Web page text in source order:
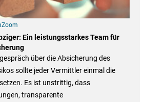
Ein leistungsstarkes Team für
über die Absicherung des
sollte jeder Vermittler einmal die
Es ist unstrittig, dass
transparente